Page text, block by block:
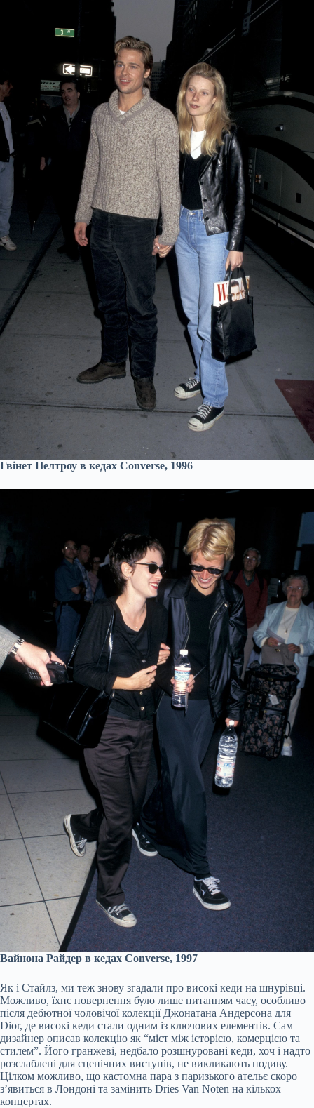
Гвінет Пелтроу в кедах Converse, 1996
Вайнона Райдер в кедах Converse, 1997
Як і Стайлз, ми теж знову згадали про високі кеди на шнурівці.
Можливо, їхнє повернення було лише питанням часу, особливо
після дебютної чоловічої колекції Джонатана Андерсона для
Dior, де високі кеди стали одним із ключових елементів. Сам
дизайнер описав колекцію як “міст між історією, комерцією та
стилем”. Його гранжеві, недбало розшнуровані кеди, хоч і надто
розслаблені для сценічних виступів, не викликають подиву.
Цілком можливо, що кастомна пара з паризького ательє скоро
з’явиться в Лондоні та замінить Dries Van Noten на кількох
концертах.